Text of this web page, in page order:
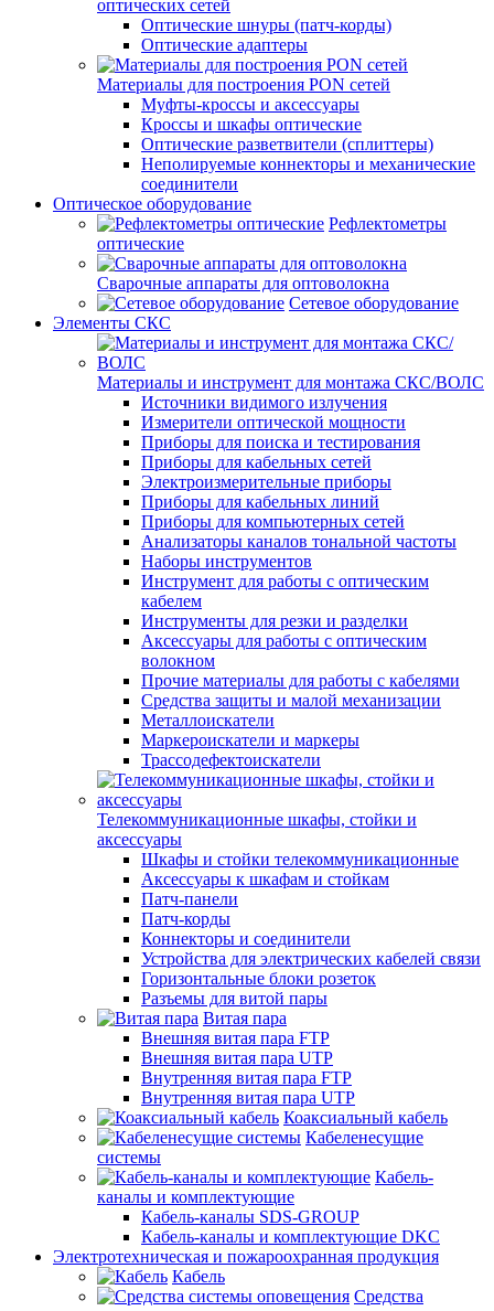
оптических сетей
Оптические шнуры (патч-корды)
Оптические адаптеры
Материалы для построения PON сетей
Муфты-кроссы и аксессуары
Кроссы и шкафы оптические
Оптические разветвители (сплиттеры)
Неполируемые коннекторы и механические
соединители
Оптическое оборудование
Рефлектометры
оптические
Сварочные аппараты для оптоволокна
Сетевое оборудование
Элементы СКС
Материалы и инструмент для монтажа СКС/ВОЛС
Источники видимого излучения
Измерители оптической мощности
Приборы для поиска и тестирования
Приборы для кабельных сетей
Электроизмерительные приборы
Приборы для кабельных линий
Приборы для компьютерных сетей
Анализаторы каналов тональной частоты
Наборы инструментов
Инструмент для работы с оптическим
кабелем
Инструменты для резки и разделки
Аксессуары для работы с оптическим
волокном
Прочие материалы для работы с кабелями
Средства защиты и малой механизации
Металлоискатели
Маркероискатели и маркеры
Трассодефектоискатели
Телекоммуникационные шкафы, стойки и
аксессуары
Шкафы и стойки телекоммуникационные
Аксессуары к шкафам и стойкам
Патч-панели
Патч-корды
Коннекторы и соединители
Устройства для электрических кабелей связи
Горизонтальные блоки розеток
Разъемы для витой пары
Витая пара
Внешняя витая пара FTP
Внешняя витая пара UTP
Внутренняя витая пара FTP
Внутренняя витая пара UTP
Коаксиальный кабель
Кабеленесущие
системы
Кабель-
каналы и комплектующие
Кабель-каналы SDS-GROUP
Кабель-каналы и комплектующие DKC
Электротехническая и пожароохранная продукция
Кабель
Средства